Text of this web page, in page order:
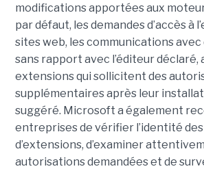
modifications apportées aux
par défaut, les demandes d’accès à
sites web, les communications avec
sans rapport avec l’éditeur déclaré,
extensions qui sollicitent des
supplémentaires après leur
suggéré. Microsoft a également
entreprises de vérifier l’identité
d’extensions, d’examiner
autorisations demandées et de